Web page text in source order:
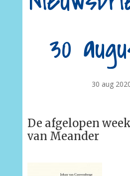
30
30 aug
De afgelopen
van Meander